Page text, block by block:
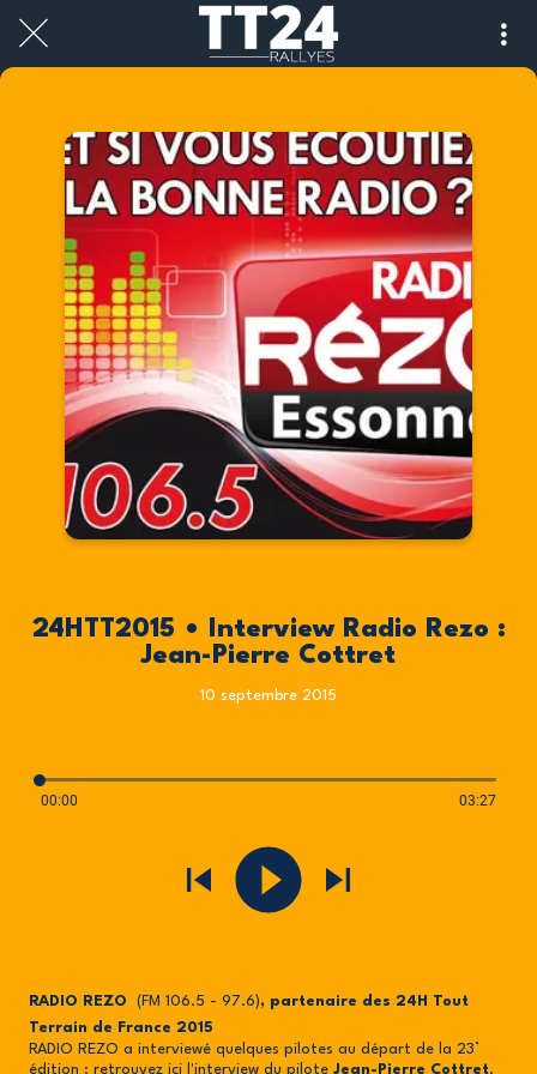
24HTT2015 • Interview Radio Rezo :
Jean-Pierre Cottret
10 septembre 2015
00:00 03:27
RADIO REZO (FM 106.5 - 97.6), partenaire des 24H Tout
Terrain de France 2015
RADIO REZO a interviewé quelques pilotes au départ de la 23°
édition : retrouvez ici l'interview du pilote Jean-Pierre Cottret.